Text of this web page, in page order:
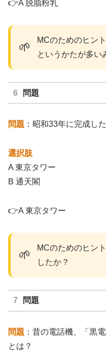
👉A 脱脂粉乳
🌱
MCのためのヒン
というかたが多い
問題
問題 ：昭和33年に完成し
選択肢
A 東京タワー
B 通天閣
👉A 東京タワー
🌱
MCのためのヒン
したか？
問題
問題 ：昔の電話機、「黒
とは？